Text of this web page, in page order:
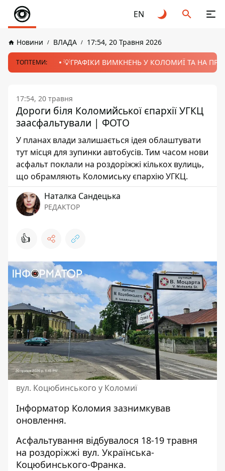
EN
Новини ВЛАДА 17:54, 20 Травня 2026
ТОПТЕМИ: 💡ГРАФІКИ ВИМКНЕНЬ У КОЛОМИЇ ТА НА
17:54, 20 травня
Дороги біля Коломийської єпархії УГКЦ
заасфальтували | ФОТО
У планах влади залишається ідея облаштувати
тут місця для зупинки автобусів. Тим часом нови
асфальт поклали на роздоріжжі кількох вулиць,
що обрамляють Коломиську єпархію УГКЦ.
Наталка Сандецька
РЕДАКТОР
👍
вул. Коцюбинського у Коломиї
Інформатор Коломия зазнимкував
оновлення.
Асфальтування відбувалося 18-19 травня
на роздоріжжі вул. Українська-
Коцюбинського-Франка.